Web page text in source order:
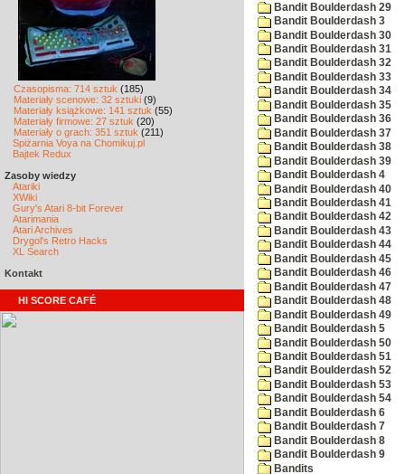
Czasopisma: 714 sztuk (185)
Materiały scenowe: 32 sztuki (9)
Materiały książkowe: 141 sztuk (55)
Materiały firmowe: 27 sztuk (20)
Materiały o grach: 351 sztuk (211)
Spiżarnia Voya na Chomikuj.pl
Bajtek Redux
Zasoby wiedzy
Atariki
XWiki
Gury's Atari 8-bit Forever
Atarimania
Atari Archives
Drygol's Retro Hacks
XL Search
Kontakt
HI SCORE CAFÉ
Bandit Boulderdash 29
Bandit Boulderdash 3
Bandit Boulderdash 30
Bandit Boulderdash 31
Bandit Boulderdash 32
Bandit Boulderdash 33
Bandit Boulderdash 34
Bandit Boulderdash 35
Bandit Boulderdash 36
Bandit Boulderdash 37
Bandit Boulderdash 38
Bandit Boulderdash 39
Bandit Boulderdash 4
Bandit Boulderdash 40
Bandit Boulderdash 41
Bandit Boulderdash 42
Bandit Boulderdash 43
Bandit Boulderdash 44
Bandit Boulderdash 45
Bandit Boulderdash 46
Bandit Boulderdash 47
Bandit Boulderdash 48
Bandit Boulderdash 49
Bandit Boulderdash 5
Bandit Boulderdash 50
Bandit Boulderdash 51
Bandit Boulderdash 52
Bandit Boulderdash 53
Bandit Boulderdash 54
Bandit Boulderdash 6
Bandit Boulderdash 7
Bandit Boulderdash 8
Bandit Boulderdash 9
Bandits